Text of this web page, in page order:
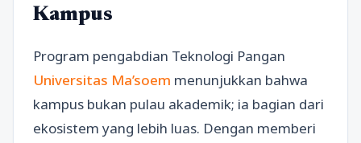
Kampus
Program pengabdian Teknologi Pangan
Universitas Ma’soem menunjukkan bahwa
kampus bukan pulau akademik; ia bagian dari
ekosistem yang lebih luas. Dengan memberi